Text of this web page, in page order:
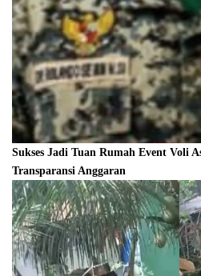
Sukses Jadi Tuan Rumah Event Voli
Transparansi Anggaran